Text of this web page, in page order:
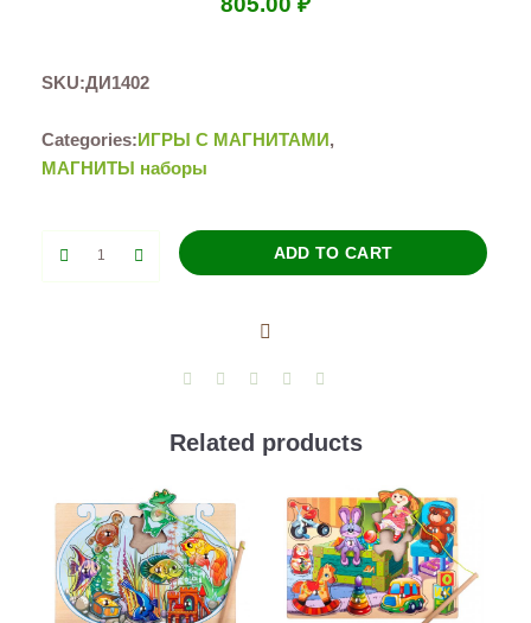
SKU:ДИ1402
Categories:ИГРЫ С МАГНИТАМИ,
МАГНИТЫ наборы
набор.Животные
ADD TO CART
Related products